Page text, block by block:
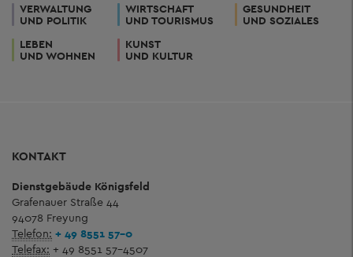
VERWALTUNG
UND POLITIK
WIRTSCHAFT
UND TOURISMUS
GESUNDHEIT
UND SOZIALES
LEBEN
UND WOHNEN
KUNST
UND KULTUR
KONTAKT
Dienstgebäude Königsfeld
Grafenauer Straße 44
94078 Freyung
Telefon: + 49 8551 57-0
Telefax: + 49 8551 57-4507